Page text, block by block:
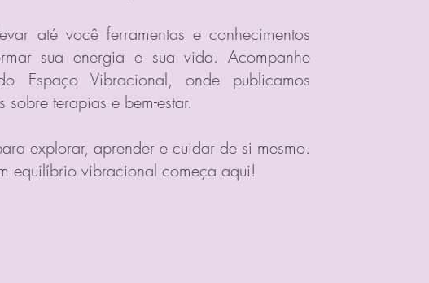
até você ferramentas e conhecimentos
sua energia e sua vida. Acompanhe
Espaço Vibracional, onde publicamos
sobre terapias e bem-estar.
explorar, aprender e cuidar de si mesmo.
equilíbrio vibracional começa aqui!